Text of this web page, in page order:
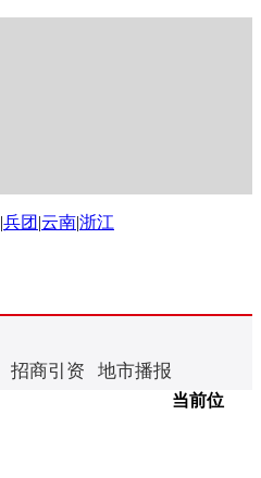
|兵团 |云南|浙江
招商引资 地市播报
当前位